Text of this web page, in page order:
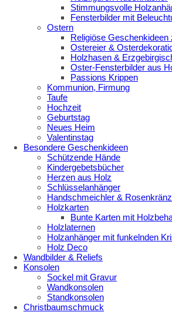
Stimmungsvolle
Fensterbilder mit
Ostern
Religiöse Geschenkideen
Ostereier &
Holzhasen &
Oster-Fensterbilder aus
Passions Krippen
Kommunion, Firmung
Taufe
Hochzeit
Geburtstag
Neues Heim
Valentinstag
Besondere Geschenkideen
Schützende Hände
Kindergebetsbücher
Herzen aus Holz
Schlüsselanhänger
Handschmeichler &
Holzkarten
Bunte Karten mit
Holzlaternen
Holzanhänger mit funkelnden
Holz Deco
Wandbilder & Reliefs
Konsolen
Sockel mit Gravur
Wandkonsolen
Standkonsolen
Christbaumschmuck